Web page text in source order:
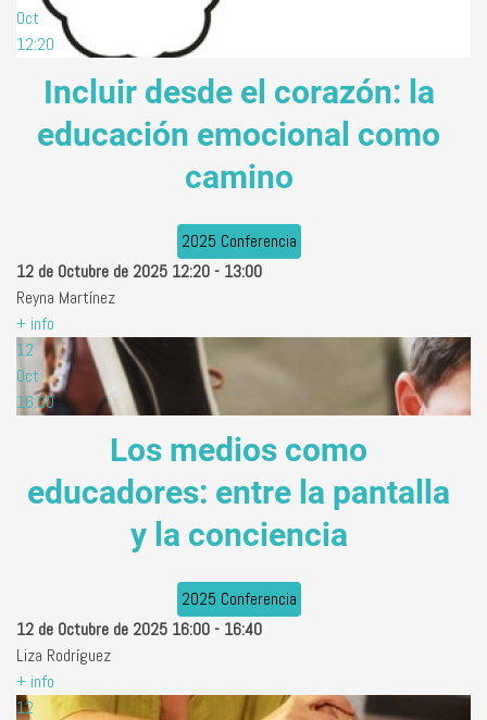
Oct
12:20
Incluir desde el corazón: la
educación emocional como
camino
2025 Conferencia
12 de Octubre de 2025 12:20- 13:00
Reyna Martínez
+ info
12
Oct
16:00
Los medios como
educadores: entre la pantalla
y la conciencia
2025 Conferencia
12 de Octubre de 2025 16:00- 16:40
Liza Rodríguez
+ info
12